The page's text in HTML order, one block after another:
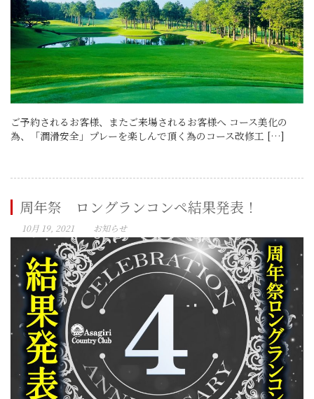
ご予約されるお客様、またご来場されるお客様へ コース美化の
為、「潤滑安全」プレーを楽しんで頂く為のコース改修工 […]
周年祭 ロングランコンペ結果発表！
10月 19, 2021 お知らせ